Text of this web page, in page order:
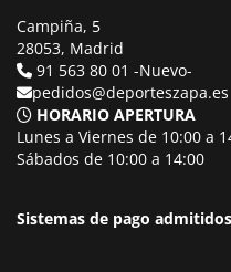
Campiña, 5
28053, Madrid
91 563 80 01 -Nuevo-
pedidos@deporteszapa.es
HORARIO APERTURA
Lunes a Viernes de 10:00 a
Sábados de 10:00 a 14:00
Sistemas de pago admitidos